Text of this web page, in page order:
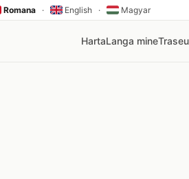
Romana · English · Magyar
HartaLanga mineTraseu